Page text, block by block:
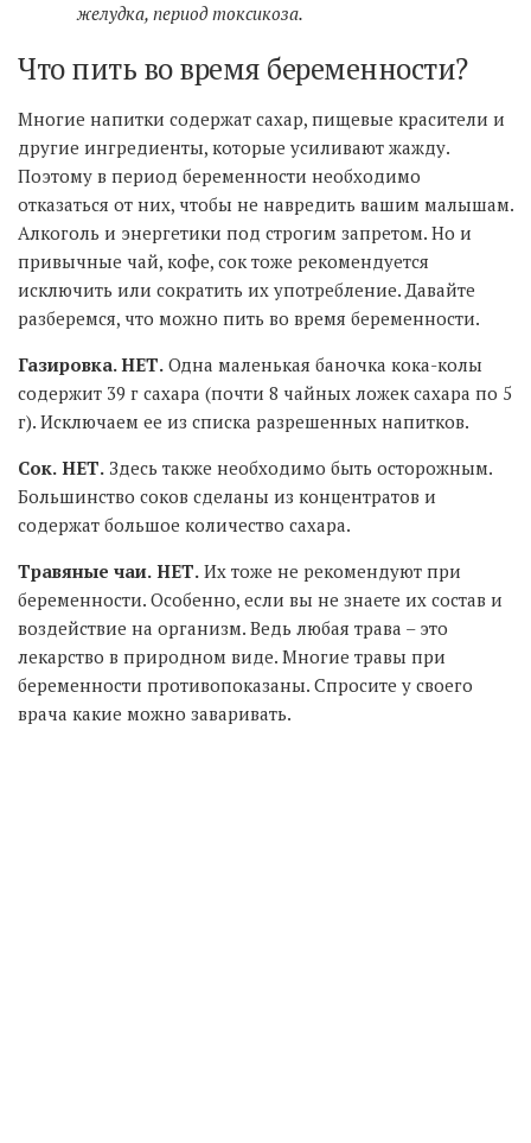
желудка, период токсикоза.
Что пить во время беременности?
Многие напитки содержат сахар, пищевые красители и
другие ингредиенты, которые усиливают жажду.
Поэтому в период беременности необходимо
отказаться от них, чтобы не навредить вашим малышам.
Алкоголь и энергетики под строгим запретом. Но и
привычные чай, кофе, сок тоже рекомендуется
исключить или сократить их употребление. Давайте
разберемся, что можно пить во время беременности.
Газировка. НЕТ. Одна маленькая баночка кока-колы
содержит 39 г сахара (почти 8 чайных ложек сахара по 5
г). Исключаем ее из списка разрешенных напитков.
Сок. НЕТ. Здесь также необходимо быть осторожным.
Большинство соков сделаны из концентратов и
содержат большое количество сахара.
Травяные чаи. НЕТ. Их тоже не рекомендуют при
беременности. Особенно, если вы не знаете их состав и
воздействие на организм. Ведь любая трава – это
лекарство в природном виде. Многие травы при
беременности противопоказаны. Спросите у своего
врача какие можно заваривать.